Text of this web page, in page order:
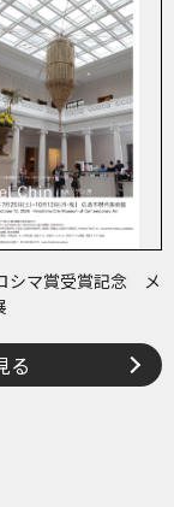
シマ賞受賞記念 メ
る